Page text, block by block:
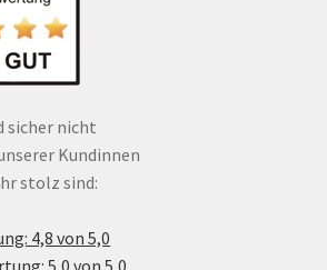
sicher nicht
Kundinnen
stolz sind:
4,8 von 5,0
5,0 von 5,0